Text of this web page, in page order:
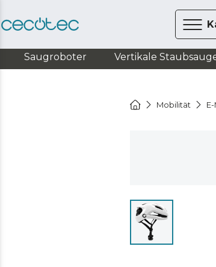
Saugroboter Vertikale
Mobilität